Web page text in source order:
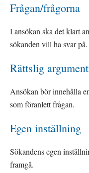
Frågan/frågorna
I ansökan ska det klart
sökanden vill ha svar på.
Rättslig
Ansökan bör innehålla
som föranlett frågan.
Egen inställning
Sökandens egen
framgå.